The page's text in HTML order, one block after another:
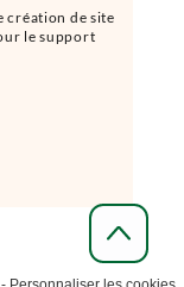
création de site
le support